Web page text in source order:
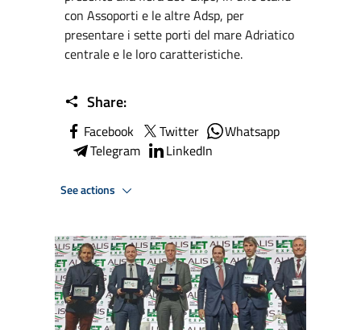
con Assoporti e le altre Adsp, per
presentare i sette porti del mare Adriatico
centrale e le loro caratteristiche.
Share:
Facebook Twitter
Whatsapp
Telegram
LinkedIn
See actions